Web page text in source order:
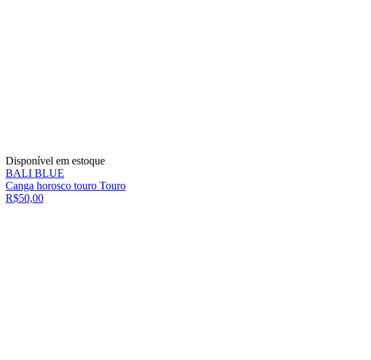
Disponível em estoque
BALI BLUE
Canga horosco touro Touro
R$50,00